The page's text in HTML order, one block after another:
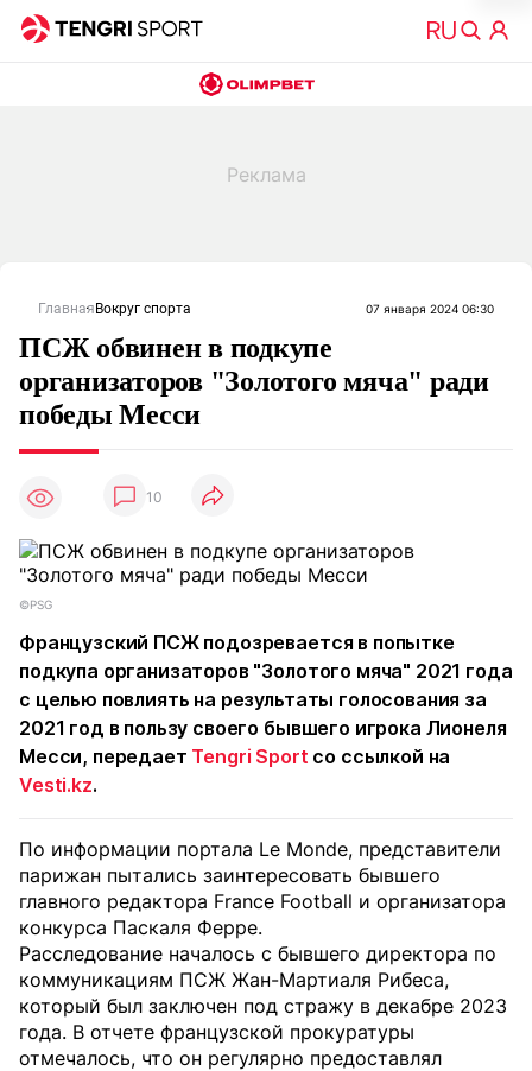
Главная Вокруг спорта 07 января 2024 06:30
ПСЖ обвинен в подкупе
организаторов "Золотого мяча" ради
победы Месси
10
©PSG
Французский ПСЖ подозревается в попытке
подкупа организаторов "Золотого мяча" 2021 года
с целью повлиять на результаты голосования за
2021 год в пользу своего бывшего игрока Лионеля
Месси, передает Tengri Sport со ссылкой на
Vesti.kz.
По информации портала Le Monde, представители
парижан пытались заинтересовать бывшего
главного редактора France Football и организатора
конкурса Паскаля Ферре.
Расследование началось с бывшего директора по
коммуникациям ПСЖ Жан-Мартиаля Рибеса,
который был заключен под стражу в декабре 2023
года. В отчете французской прокуратуры
отмечалось, что он регулярно предоставлял